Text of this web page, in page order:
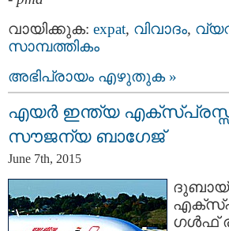
വായിക്കുക: expat, വിവാദം,
സാമ്പത്തികം
അഭിപ്രായം എഴുതുക »
എയര്‍ ഇന്ത്യ
സൗജന്യ ബാഗേജ്‌
June 7th, 2015
ദുബായ്
ഗള്‍ഫ്